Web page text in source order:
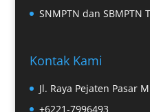
SNMPTN dan SBMPTN
Kontak Kami
Jl. Raya Pejaten Pasar
+6221-7996493